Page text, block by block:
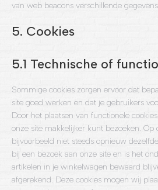
van web beacons verschillende
5. Cookies
5.1 Technische of
Sommige cookies zorgen ervoor dat
site goed werken en dat je gebruikers
Door het plaatsen van functionele
onze site makkelijker kunt bezoeken. Op
bijvoorbeeld niet steeds opnieuw
bij een bezoek aan onze site en is het
artikelen in je winkelwagen bewaard
afgerekend. Deze cookies mogen wij